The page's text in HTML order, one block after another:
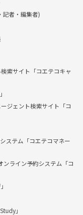
記者・編集者)
索サイト「コエテコキャ
ジェント検索サイト「コ
ステム「コエテコマネー
ライン予約システム「コ
」